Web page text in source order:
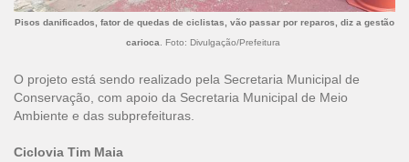
Pisos danificados, fator de quedas de ciclistas, vão passar por reparos, diz a gestão
carioca. Foto: Divulgação/Prefeitura
O projeto está sendo realizado pela Secretaria Municipal de
Conservação, com apoio da Secretaria Municipal de Meio
Ambiente e das subprefeituras.
Ciclovia Tim Maia